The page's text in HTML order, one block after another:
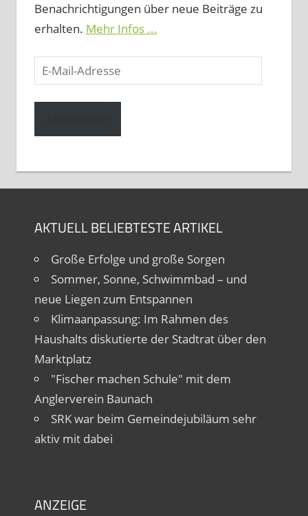
Benachrichtigungen über neue Beiträge zu
erhalten. Mehr Infos ...
E-
Mail-
Adresse
AKTUELL BELIEBTESTE ARTIKEL
Große Erfolge und große Sorgen
Sommer, Sonne, Schwimmbad – und
neue Liegen zum Entspannen
Klimaanpassung: Im Rahmen des
Haushalts diskutierte der Stadtrat über den
Marktplatz
"Fischer machen Schule" mit dem
Anglerverein Baunach
SRK war beim Gemeindejubiläum sehr
aktiv mit dabei
ANZEIGE